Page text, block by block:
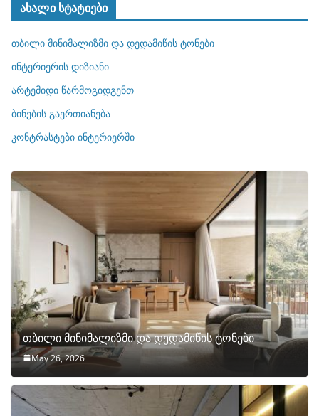
ო
რ
ბ
ი
ახალი სტატიები
თბილი მინიმალიზმი და დედამიწის ტონები
ინტერიერის დიზიანი
არტემიდი წარმოგიდგენთ
ბინების გაერთიანება
კონტრასტები ინტერიერში
თბილი მინიმალიზმი და დედამიწის ტონები
May 26, 2026